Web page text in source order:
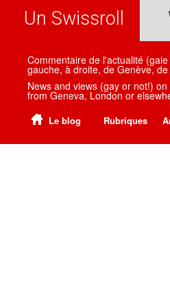
Un Swissroll
Commentaire de l'actualité
gauche, à droite, de Genève,
News and views (gay or not!)
from Geneva, London or
Le blog Rubriques